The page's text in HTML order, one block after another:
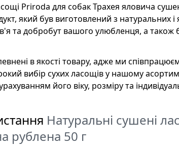
Priroda для собак Трахея яловича
який був виготовлений з натуральних і
та добробут вашого улюбленця, а також
в якості товару, адже ми
вибір сухих ласощів у нашому
його віку, розміру та
Натуральні сушені
рублена 50 г